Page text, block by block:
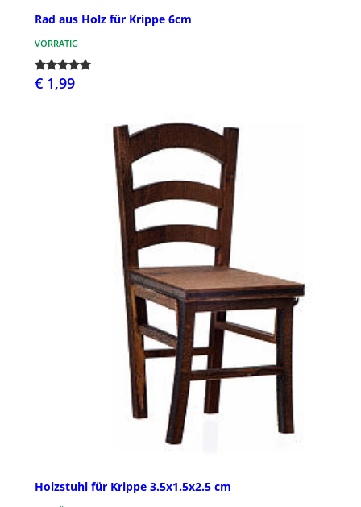
Rad aus Holz für Krippe 6cm
VORRÄTIG
€ 1,99
Holzstuhl für Krippe 3.5x1.5x2.5 cm